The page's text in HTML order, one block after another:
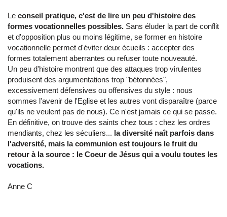
Le conseil pratique, c'est de lire un peu d'histoire des
formes vocationnelles possibles. Sans éluder la part de conflit
et d'opposition plus ou moins légitime, se former en histoire
vocationnelle permet d'éviter deux écueils : accepter des
formes totalement aberrantes ou refuser toute nouveauté.
Un peu d'histoire montrent que des attaques trop virulentes
produisent des argumentations trop "bétonnées",
excessivement défensives ou offensives du style : nous
sommes l'avenir de l'Eglise et les autres vont disparaître (parce
qu'ils ne veulent pas de nous). Ce n'est jamais ce qui se passe.
En définitive, on trouve des saints chez tous : chez les ordres
mendiants, chez les séculiers... la diversité naît parfois dans
l'adversité, mais la communion est toujours le fruit du
retour à la source : le Coeur de Jésus qui a voulu toutes les
vocations.
Anne C